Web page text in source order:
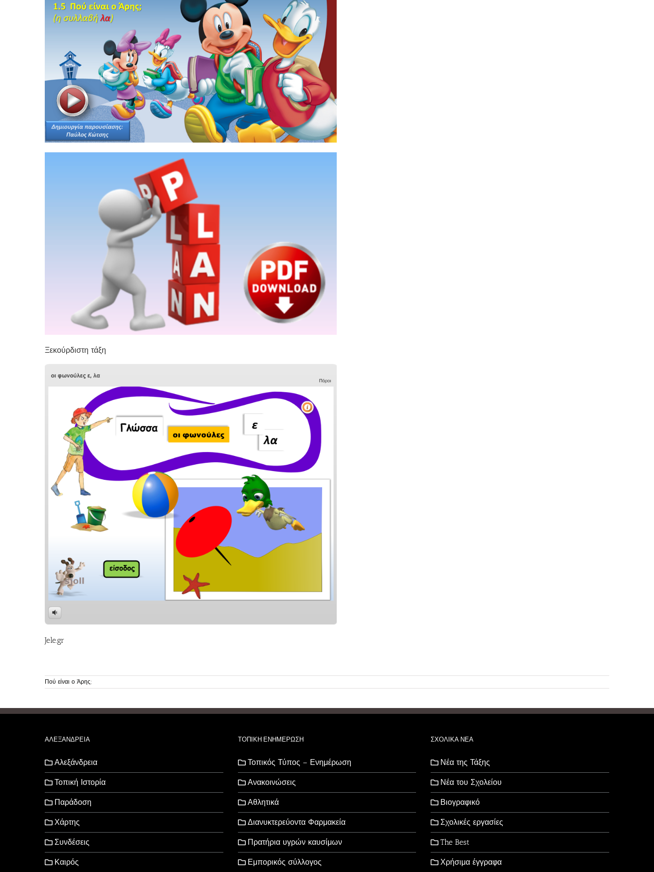
Ξεκούρδιστη τάξη
Jele.gr
Πού είναι ο Άρης;
ΑΛΕΞΑΝΔΡΕΙΑ
Αλεξάνδρεια
Τοπική Ιστορία
Παράδοση
Χάρτης
Συνδέσεις
Καιρός
ΤΟΠΙΚΗ ΕΝΗΜΕΡΩΣΗ
Τοπικός Τύπος – Ενημέρωση
Ανακοινώσεις
Αθλητικά
Διανυκτερεύοντα Φαρμακεία
Πρατήρια υγρών καυσίμων
Εμπορικός σύλλογος
ΣΧΟΛΙΚΑ ΝΕΑ
Νέα της Τάξης
Νέα του Σχολείου
Βιογραφικό
Σχολικές εργασίες
The Best
Χρήσιμα έγγραφα